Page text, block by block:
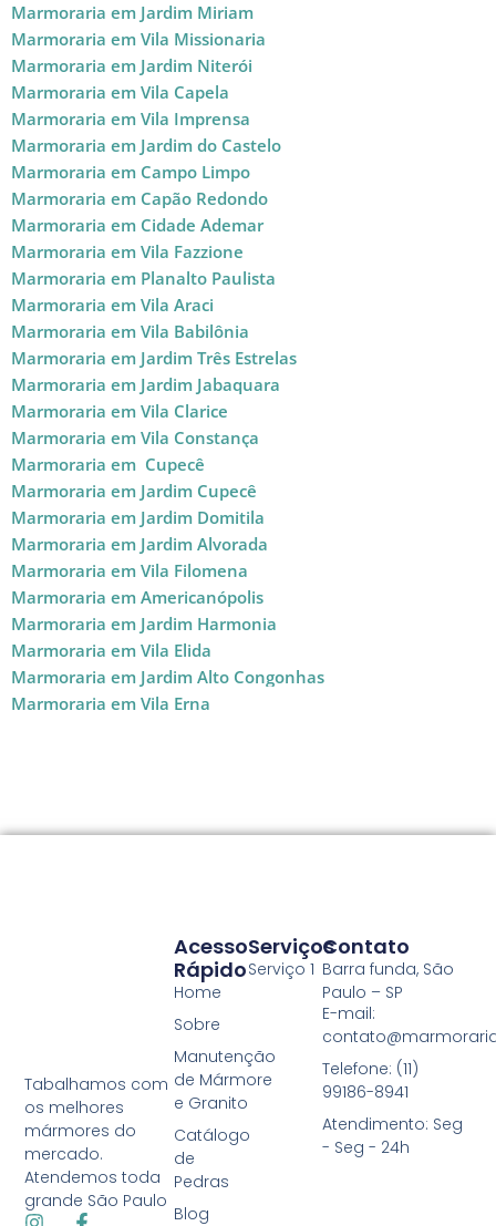
Marmoraria em Jardim Miriam
Marmoraria em Vila Missionaria
Marmoraria em Jardim Niterói
Marmoraria em Vila Capela
Marmoraria em Vila Imprensa
Marmoraria em Jardim do Castelo
Marmoraria em Campo Limpo
Marmoraria em Capão Redondo
Marmoraria em Cidade Ademar
Marmoraria em Vila Fazzione
Marmoraria em Planalto Paulista
Marmoraria em Vila Araci
Marmoraria em Vila Babilônia
Marmoraria em Jardim Três Estrelas
Marmoraria em Jardim Jabaquara
Marmoraria em Vila Clarice
Marmoraria em Vila Constança
Marmoraria em Cupecê
Marmoraria em Jardim Cupecê
Marmoraria em Jardim Domitila
Marmoraria em Jardim Alvorada
Marmoraria em Vila Filomena
Marmoraria em Americanópolis
Marmoraria em Jardim Harmonia
Marmoraria em Vila Elida
Marmoraria em Jardim Alto Congonhas
Marmoraria em Vila Erna
Tabalhamos com
os melhores
mármores do
mercado.
Atendemos toda
grande São Paulo
Serviços
Serviço 1
Acesso
Rápido
Home
Sobre
Manutenção
de Mármore
e Granito
Catálogo
de
Pedras
Blog
Contato
Barra funda, São
Paulo – SP
E-mail:
Telefone: (11)
99186-8941
Atendimento: Seg
- Seg - 24h